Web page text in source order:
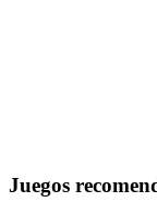
Juegos